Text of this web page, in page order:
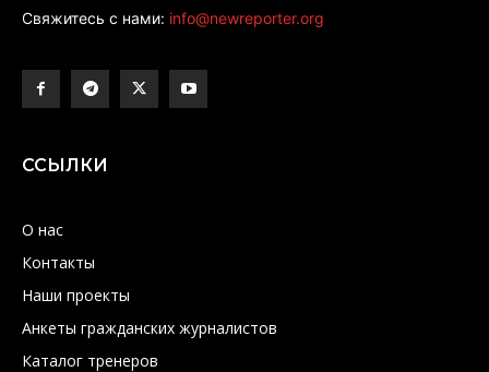
Свяжитесь с нами: info@newreporter.org
ССЫЛКИ
О нас
Контакты
Наши проекты
Анкеты гражданских журналистов
Каталог тренеров